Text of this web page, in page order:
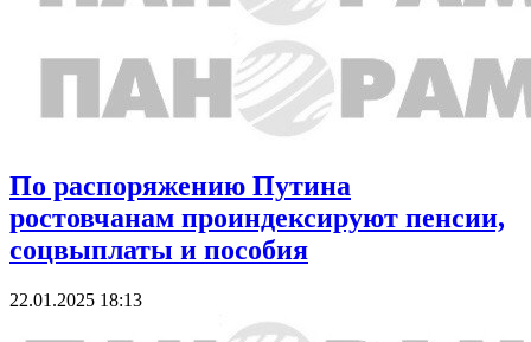
По распоряжению Путина
ростовчанам проиндексируют пенсии,
соцвыплаты и пособия
22.01.2025 18:13